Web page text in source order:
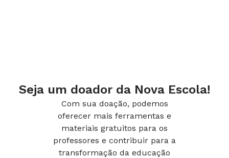
autorização
Seja um doador da Nova Escola!
Com sua doação, podemos
oferecer mais ferramentas e
materiais gratuitos para os
professores e contribuir para a
transformação da educação